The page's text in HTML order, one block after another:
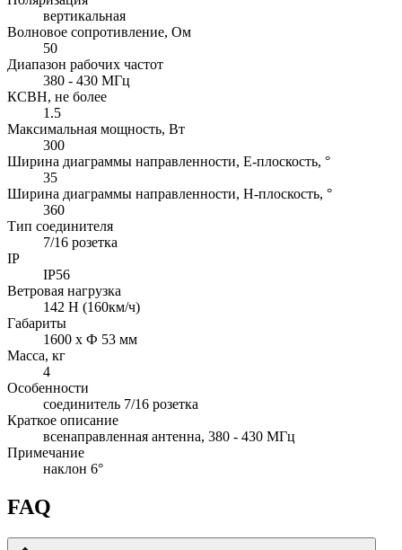
вертикальная
Волновое сопротивление, Ом
50
Диапазон рабочих частот
380 - 430 МГц
КСВН, не более
1.5
Максимальная мощность, Вт
300
Ширина диаграммы направленности, E-плоскость, °
35
Ширина диаграммы направленности, H-плоскость, °
360
Тип соединителя
7/16 розетка
IP
IP56
Ветровая нагрузка
142 Н (160км/ч)
Габариты
1600 х Ф 53 мм
Масса, кг
4
Особенности
соединитель 7/16 розетка
Краткое описание
всенаправленная антенна, 380 - 430 МГц
Примечание
наклон 6°
FAQ